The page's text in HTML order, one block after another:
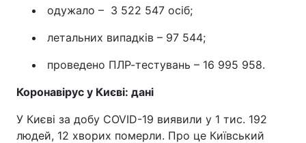
одужало – 3 522 547 осіб;
летальних випадків – 97 544;
проведено ПЛР-тестувань – 16 995 958.
Коронавірус у Києві: дані
У Києві за добу COVID-19 виявили у 1 тис. 192
людей, 12 хворих померли. Про це Київський